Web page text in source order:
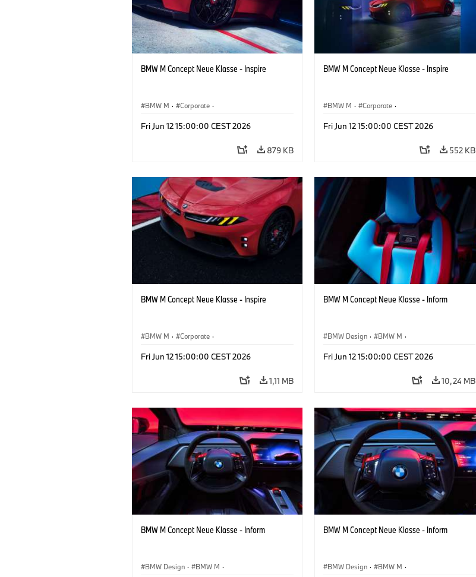
BMW M Concept Neue Klasse - Inspire
BMW M · Corporate ·
Fri Jun 12 15:00:00 CEST 2026
879 KB
BMW M Concept Neue Klasse - Inspire
BMW M · Corporate ·
Fri Jun 12 15:00:00 CEST 2026
552 KB
BMW M Concept Neue Klasse - Inspire
BMW M · Corporate ·
Fri Jun 12 15:00:00 CEST 2026
1,11 MB
BMW M Concept Neue Klasse - Inform
BMW Design · BMW M ·
Fri Jun 12 15:00:00 CEST 2026
10,24 MB
BMW M Concept Neue Klasse - Inform
BMW Design · BMW M ·
BMW M Concept Neue Klasse - Inform
BMW Design · BMW M ·